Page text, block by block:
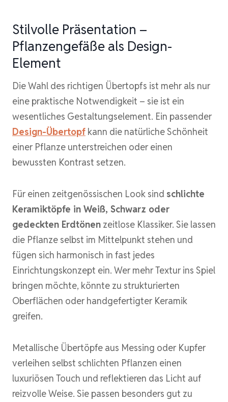
Stilvolle Präsentation –
Pflanzengefäße als Design-
Element
Die Wahl des richtigen Übertopfs ist mehr als nur
eine praktische Notwendigkeit – sie ist ein
wesentliches Gestaltungselement. Ein passender
Design-Übertopf kann die natürliche Schönheit
einer Pflanze unterstreichen oder einen
bewussten Kontrast setzen.
Für einen zeitgenössischen Look sind schlichte
Keramiktöpfe in Weiß, Schwarz oder
gedeckten Erdtönen zeitlose Klassiker. Sie lassen
die Pflanze selbst im Mittelpunkt stehen und
fügen sich harmonisch in fast jedes
Einrichtungskonzept ein. Wer mehr Textur ins Spiel
bringen möchte, könnte zu strukturierten
Oberflächen oder handgefertigter Keramik
greifen.
Metallische Übertöpfe aus Messing oder Kupfer
verleihen selbst schlichten Pflanzen einen
luxuriösen Touch und reflektieren das Licht auf
reizvolle Weise. Sie passen besonders gut zu